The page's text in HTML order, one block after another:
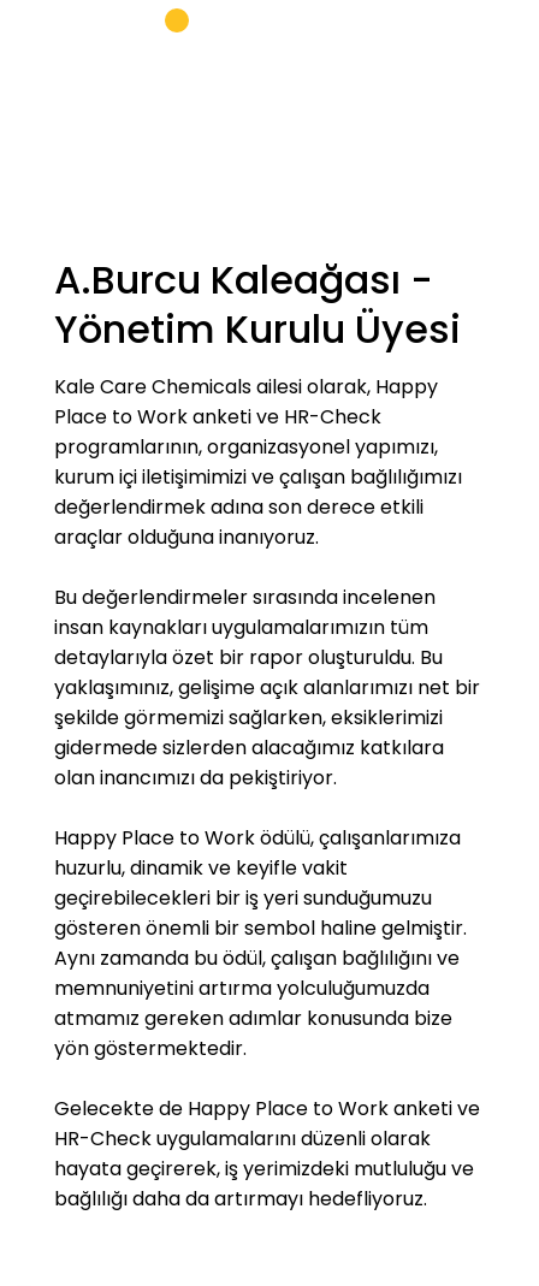
environment, and adheres to ethical
continuity of product quality, to ensure that
products are available on time and to monitor
their performance after sales.
A.Burcu Kaleağası -
Yönetim Kurulu Üyesi
Kale Care Chemicals ailesi olarak, Happy
Place to Work anketi ve HR-Check
programlarının, organizasyonel yapımızı,
kurum içi iletişimimizi ve çalışan bağlılığımızı
değerlendirmek adına son derece etkili
araçlar olduğuna inanıyoruz.
Bu değerlendirmeler sırasında incelenen
insan kaynakları uygulamalarımızın tüm
detaylarıyla özet bir rapor oluşturuldu. Bu
yaklaşımınız, gelişime açık alanlarımızı net bir
şekilde görmemizi sağlarken, eksiklerimizi
gidermede sizlerden alacağımız katkılara
olan inancımızı da pekiştiriyor.
Happy Place to Work ödülü, çalışanlarımıza
huzurlu, dinamik ve keyifle vakit
geçirebilecekleri bir iş yeri sunduğumuzu
gösteren önemli bir sembol haline gelmiştir.
Aynı zamanda bu ödül, çalışan bağlılığını ve
memnuniyetini artırma yolculuğumuzda
atmamız gereken adımlar konusunda bize
yön göstermektedir.
Gelecekte de Happy Place to Work anketi ve
HR-Check uygulamalarını düzenli olarak
hayata geçirerek, iş yerimizdeki mutluluğu ve
bağlılığı daha da artırmayı hedefliyoruz.